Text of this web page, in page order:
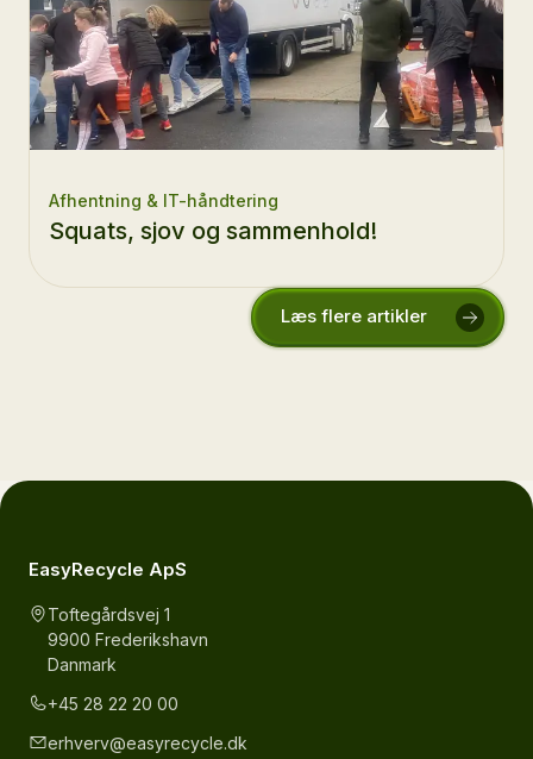
Afhentning & IT-håndtering
Squats, sjov og sammenhold!
Læs flere artikler
EasyRecycle ApS
Toftegårdsvej 1
9900 Frederikshavn
Danmark
+45 28 22 20 00
erhverv@easyrecycle.dk